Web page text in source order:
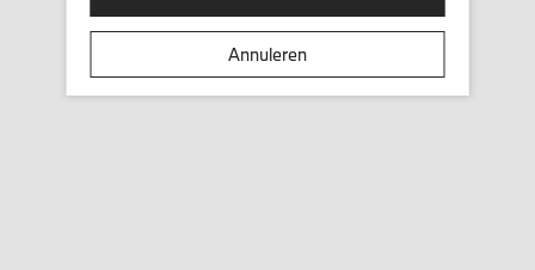
Annuleren